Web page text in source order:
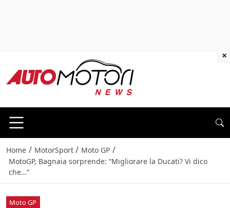
Home / MotorSport / Moto GP /
MotoGP, Bagnaia sorprende: “Migliorare la Ducati? Vi dico
che…”
Moto GP
×